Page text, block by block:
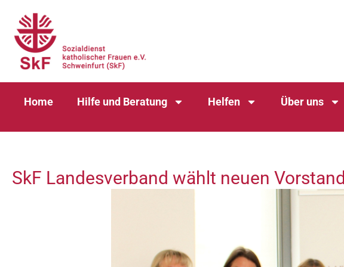
Home Hilfe und Beratung Helfen Über uns
SkF Landesverband wählt neuen Vorstand